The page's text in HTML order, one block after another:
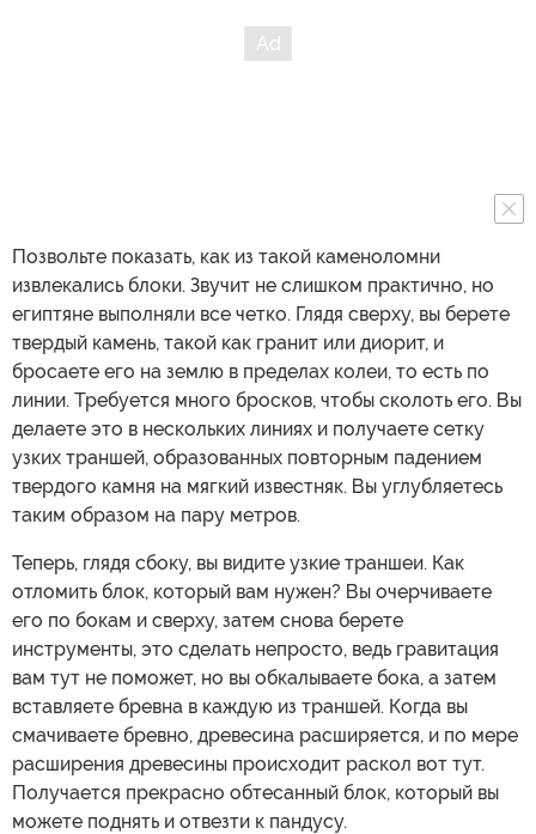
Позвольте показать, как из такой каменоломни
извлекались блоки. Звучит не слишком практично, но
египтяне выполняли все четко. Глядя сверху, вы берете
твердый камень, такой как гранит или диорит, и
бросаете его на землю в пределах колеи, то есть по
линии. Требуется много бросков, чтобы сколоть его. Вы
делаете это в нескольких линиях и получаете сетку
узких траншей, образованных повторным падением
твердого камня на мягкий известняк. Вы углубляетесь
таким образом на пару метров.
Теперь, глядя сбоку, вы видите узкие траншеи. Как
отломить блок, который вам нужен? Вы очерчиваете
его по бокам и сверху, затем снова берете
инструменты, это сделать непросто, ведь гравитация
вам тут не поможет, но вы обкалываете бока, а затем
вставляете бревна в каждую из траншей. Когда вы
смачиваете бревно, древесина расширяется, и по мере
расширения древесины происходит раскол вот тут.
Получается прекрасно обтесанный блок, который вы
можете поднять и отвезти к пандусу.